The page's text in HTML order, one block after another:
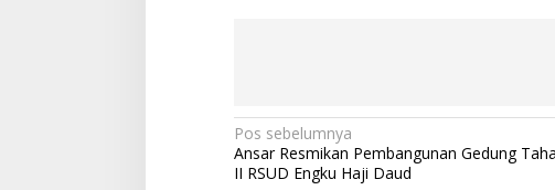
N
a
Pos sebelumnya
Ansar Resmikan Pembangunan Gedung
II RSUD Engku Haji Daud